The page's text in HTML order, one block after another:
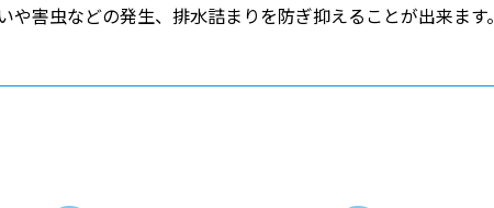
害虫などの発生、排水詰まりを防ぎ抑えることが出来ます。